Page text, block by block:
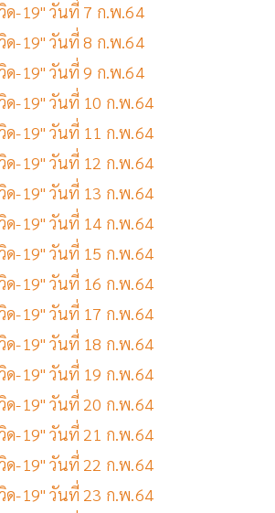
ด-19" วันที่ 7 ก.พ.64
ด-19" วันที่ 8 ก.พ.64
ด-19" วันที่ 9 ก.พ.64
ด-19" วันที่ 10 ก.พ.64
ด-19" วันที่ 11 ก.พ.64
ด-19" วันที่ 12 ก.พ.64
ด-19" วันที่ 13 ก.พ.64
ด-19" วันที่ 14 ก.พ.64
ด-19" วันที่ 15 ก.พ.64
ด-19" วันที่ 16 ก.พ.64
ด-19" วันที่ 17 ก.พ.64
ด-19" วันที่ 18 ก.พ.64
ด-19" วันที่ 19 ก.พ.64
ด-19" วันที่ 20 ก.พ.64
ด-19" วันที่ 21 ก.พ.64
ด-19" วันที่ 22 ก.พ.64
ด-19" วันที่ 23 ก.พ.64